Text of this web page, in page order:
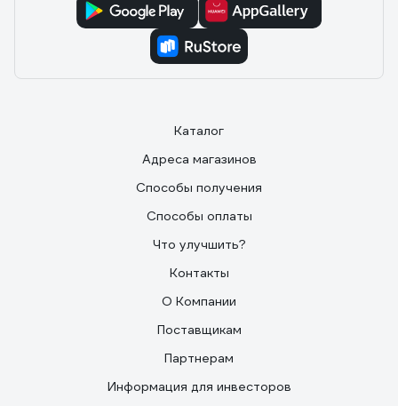
Каталог
Адреса магазинов
Способы получения
Способы оплаты
Что улучшить?
Контакты
О Компании
Поставщикам
Партнерам
Информация для инвесторов